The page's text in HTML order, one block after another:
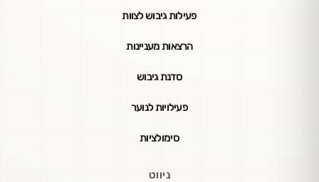
פעילות גיבוש לצוות
הרצאות מעניינות
סדנת גיבוש
פעילויות לנוער
סימולציות
ניווט